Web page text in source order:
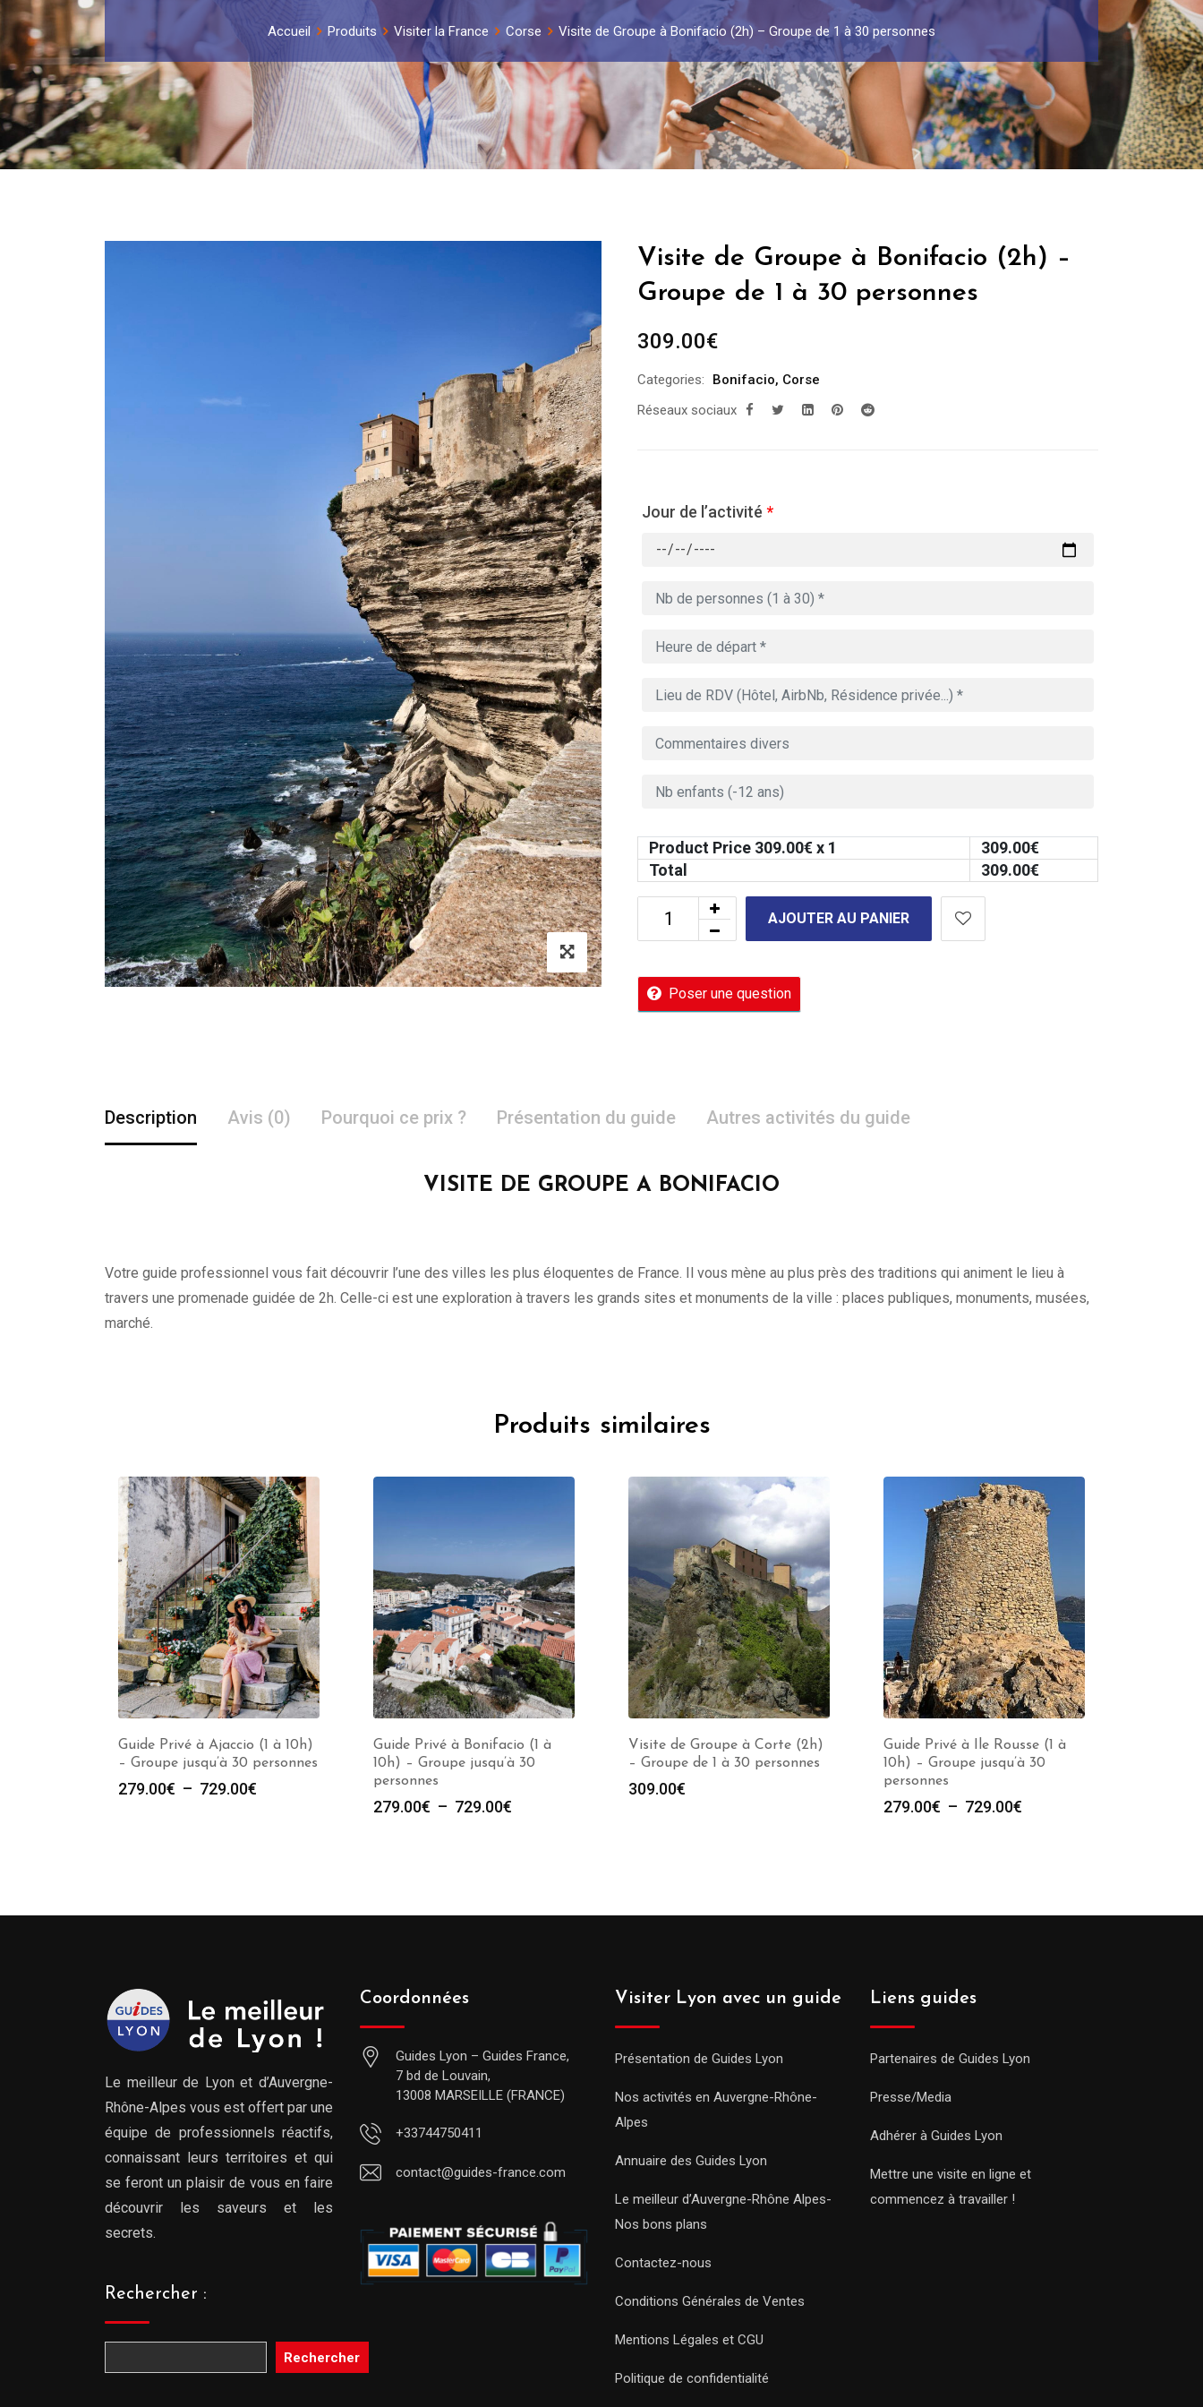
Accueil Produits Visiter la France Corse Visite de Groupe à Bonifacio (2h) – Groupe de 1 à 30 personnes
Visite de Groupe à Bonifacio (2h) –
Groupe de 1 à 30 personnes
309.00€
Categories: Bonifacio, Corse
Réseaux sociaux
Jour de l’activité *
Product Price 309.00€ x 1 309.00€
Total
309.00€
AJOUTER AU PANIER
Poser une question
Description Avis (0) Pourquoi ce prix ? Présentation du guide Autres activités du guide
VISITE DE GROUPE A BONIFACIO
Votre guide professionnel vous fait découvrir l’une des villes les plus éloquentes de France. Il vous mène au plus près des traditions qui animent le lieu à
travers une promenade guidée de 2h. Celle-ci est une exploration à travers les grands sites et monuments de la ville : places publiques, monuments, musées,
marché.
Produits similaires
Guide Privé à Ajaccio (1 à 10h)
– Groupe jusqu’à 30 personnes
279.00€ – 729.00€
Guide Privé à Bonifacio (1 à
10h) – Groupe jusqu’à 30
personnes
279.00€ – 729.00€
Visite de Groupe à Corte (2h)
– Groupe de 1 à 30 personnes
309.00€
Guide Privé à Ile Rousse (1 à
10h) – Groupe jusqu’à 30
personnes
279.00€ – 729.00€
Le meilleur de Lyon et d’Auvergne-
Rhône-Alpes vous est offert par une
équipe de professionnels réactifs,
connaissant leurs territoires et qui
se feront un plaisir de vous en faire
découvrir les saveurs et les
secrets.
Rechercher :
Rechercher
Coordonnées
Guides Lyon – Guides France,
7 bd de Louvain,
13008 MARSEILLE (FRANCE)
+33744750411
contact@guides-france.com
Visiter Lyon avec un guide
Présentation de Guides Lyon
Nos activités en Auvergne-Rhône-
Alpes
Annuaire des Guides Lyon
Le meilleur d’Auvergne-Rhône Alpes-
Nos bons plans
Contactez-nous
Conditions Générales de Ventes
Mentions Légales et CGU
Politique de confidentialité
Liens guides
Partenaires de Guides Lyon
Presse/Media
Adhérer à Guides Lyon
Mettre une visite en ligne et
commencez à travailler !